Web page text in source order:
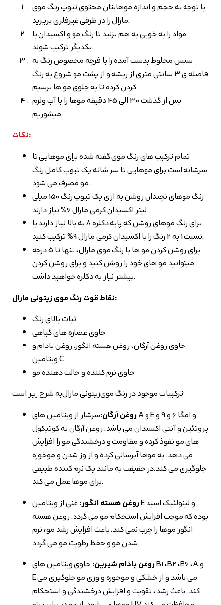
با توجه به حجم و اندازه موهایتان محتوی تیوپ رنگ موی
مارال را در ظرفی غیرفلزی بریزید.
مواد را به خوبی به هم بزنید تا رنگ مو و اکسیدان با
یکدیگر ترکیب شوند.
سپس مخلوط بدست آمده را با فرچه مخصوص رنگ به
فاصله ی 3 سانتی متری از ریشه و از پشت مو شروع به رنگ
کردن کرده تا به جلوی مو ها برسیم.
پس از گذشت 30 الی 45 دقیقه موها را با آب ولرم
میشوریم.
نکات:
تمام ترکیب های رنگ موی گفته شده برای موهایی تا
سرشانه است برای موهایی تا سر شانه یک تیوپ کامل رنگ
مو مصرف می شود.
رنگ موهای نچندان روشن به ازای یک تیوپ رنگ 150 میلی
لیتر اکسیدان کرمی مارال 6% نیاز دارند.
برای رنگ موهای روشن که پایه دکلره 8 به بالا نیاز دارند با
نسبت 1 به 2 رنگ را با اکسیدان کرمی مارال 9% ترکیب کنید.
برای روشن کردن مو ها با رنگ موی مارال، تنها تا 5 درجه
میتوانید مو های خود را روشن کنید و برای روشن کردن
بیشتر نیاز به دکلره خواهید داشت.
نقاط قوت رنگ موی زیتونی مارال:
ثبات بالای رنگ
حاوی عصاره های گیاهی
حاوی روغن آرگان، روغن هسته انگور، روغن بادام و
ویتامین C
حاوی نرم کننده و حالت دهنده مو
ترکیبات موجود در رنگ موی زیتونی مارال به شرح زیر است:
روغن آرگان:سرشار از ویتامین های A و E و امگا 6 و 9 و
پروتئین و آنتی اکسیدان می باشد. روغن آرگان به کوتیکول
های مو نفوذ کرده و مقاومت و درخشندگی مو را افزایش
می دهد. به موها آبرسانی کرده و از وز شدن و موخوره
جلوگیری می کند.در حقیقت به مانند یک نرم کننده طبیعی
برای موها عمل می کند.
روغن هسته انگور:غنی از ویتامین E و لینولئیک اسید
بوده که موجب افزایش استحکام مو می گردد. روغن هسته
انگور موها را چرب نمی کند. باعث افزایش رشد مو، نرم
شدن مو و حفظ رطوبت مو می گردد.
روغن بادام شیرین:حاوی ویتامین های B1 ،B2 ،B6 ،A و
E می باشد و از خشکی و موخوره و وزی مو جلوگیری می
کند. باعث رشد، تقویت و افزایش درخشندگی و استحکام